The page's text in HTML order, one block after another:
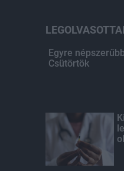
Egyre
Csütörtök